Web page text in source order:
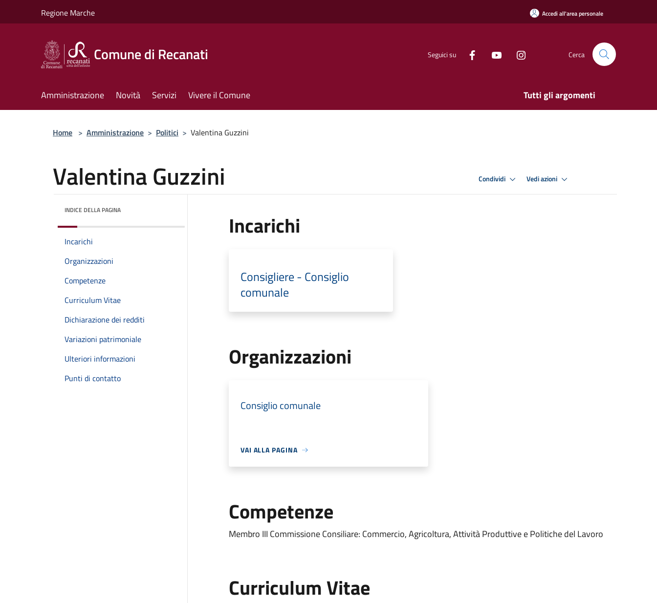
Regione Marche Accedi all'area personale
Comune di Recanati Seguici su Cerca
Amministrazione Novità Servizi Vivere il Comune Tutti gli argomenti
Home > Amministrazione > Politici > Valentina Guzzini
Valentina Guzzini Condividi Vedi azioni
INDICE DELLA PAGINA
Incarichi
Organizzazioni
Competenze
Curriculum Vitae
Dichiarazione dei redditi
Variazioni patrimoniale
Ulteriori informazioni
Punti di contatto
Incarichi
Consigliere - Consiglio
comunale
Organizzazioni
Consiglio comunale
VAI ALLA PAGINA
Competenze
Membro III Commissione Consiliare: Commercio, Agricoltura, Attività Produttive e Politiche del Lavoro
Curriculum Vitae